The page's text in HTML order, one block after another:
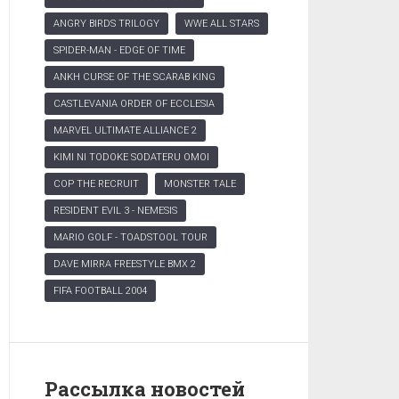
ANGRY BIRDS TRILOGY WWE ALL STARS
SPIDER-MAN - EDGE OF TIME
ANKH CURSE OF THE SCARAB KING
CASTLEVANIA ORDER OF ECCLESIA
MARVEL ULTIMATE ALLIANCE 2
KIMI NI TODOKE SODATERU OMOI
COP THE RECRUIT MONSTER TALE
RESIDENT EVIL 3 - NEMESIS
MARIO GOLF - TOADSTOOL TOUR
DAVE MIRRA FREESTYLE BMX 2
FIFA FOOTBALL 2004
Рассылка новостей